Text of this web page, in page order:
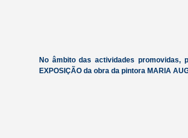
No âmbito das actividades promovidas,
EXPOSIÇÃO da obra da pintora MARIA